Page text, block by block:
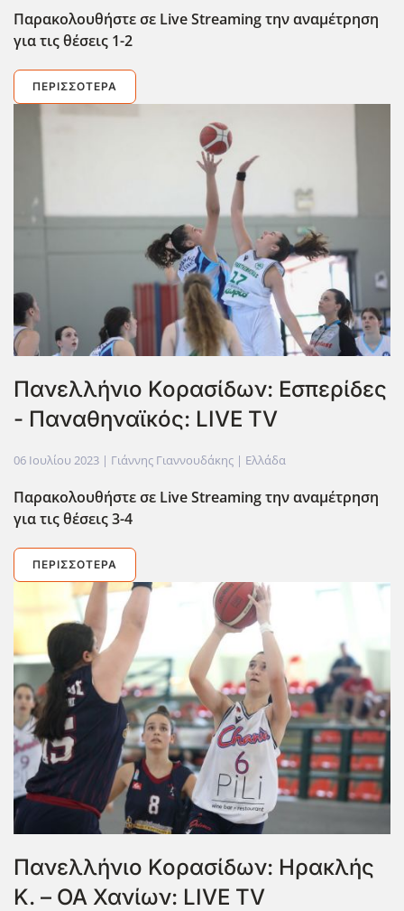
Παρακολουθήστε σε LiveStreamingτην αναμέτρηση
για τις θέσεις 1-2
ΠΕΡΙΣΣΌΤΕΡΑ
Πανελλήνιο Κορασίδων: Εσπερίδες
- Παναθηναϊκός: LIVE TV
06 Ιουλίου 2023 | Γιάννης Γιαννουδάκης | Ελλάδα
Παρακολουθήστε σε LiveStreamingτην αναμέτρηση
για τις θέσεις 3-4
ΠΕΡΙΣΣΌΤΕΡΑ
Πανελλήνιο Κορασίδων: Ηρακλής
Κ. – ΟΑ Χανίων: LIVE TV